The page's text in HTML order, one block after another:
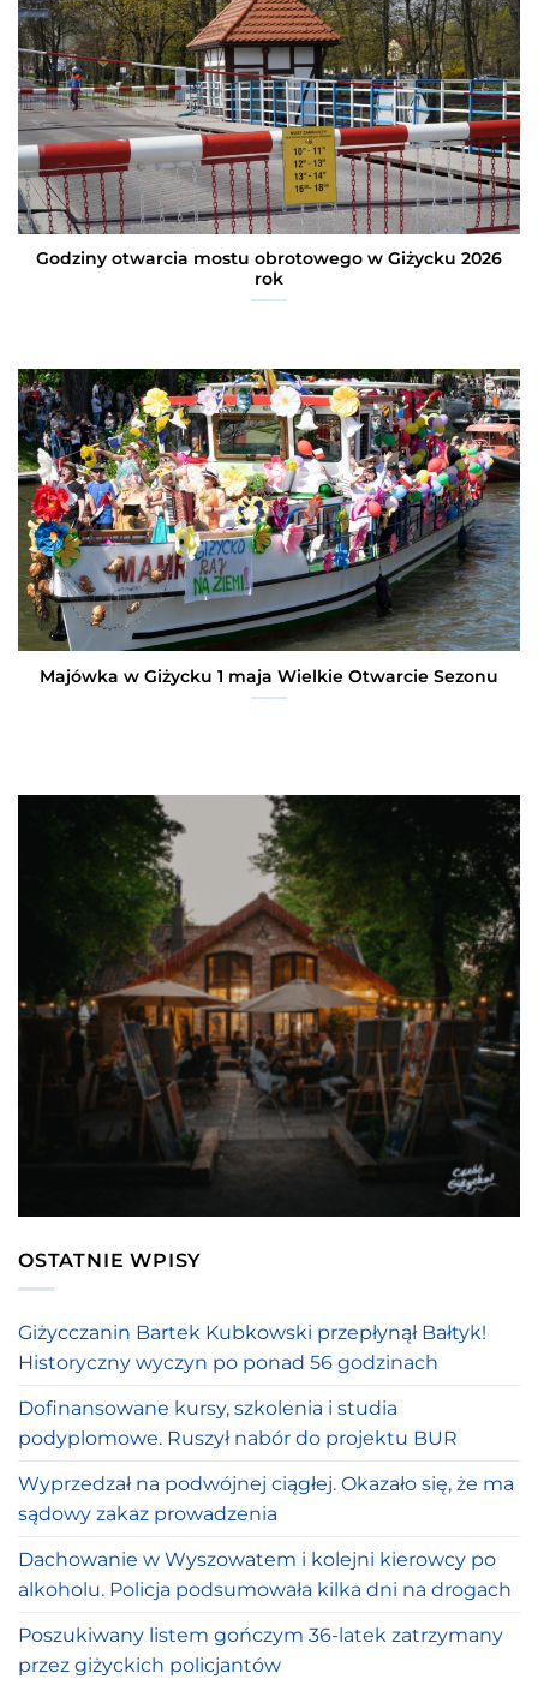
Godziny otwarcia mostu obrotowego w Giżycku 2026
rok
Majówka w Giżycku 1 maja Wielkie Otwarcie Sezonu
OSTATNIE WPISY
Giżycczanin Bartek Kubkowski przepłynął Bałtyk!
Historyczny wyczyn po ponad 56 godzinach
Dofinansowane kursy, szkolenia i studia
podyplomowe. Ruszył nabór do projektu BUR
Wyprzedzał na podwójnej ciągłej. Okazało się, że ma
sądowy zakaz prowadzenia
Dachowanie w Wyszowatem i kolejni kierowcy po
alkoholu. Policja podsumowała kilka dni na drogach
Poszukiwany listem gończym 36-latek zatrzymany
przez giżyckich policjantów